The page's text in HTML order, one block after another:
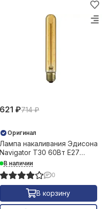
621 ₽714 ₽
Оригинал
Лампа накаливания Эдисона
Navigator T30 60Вт Е27
26420
В наличии
0
В корзину